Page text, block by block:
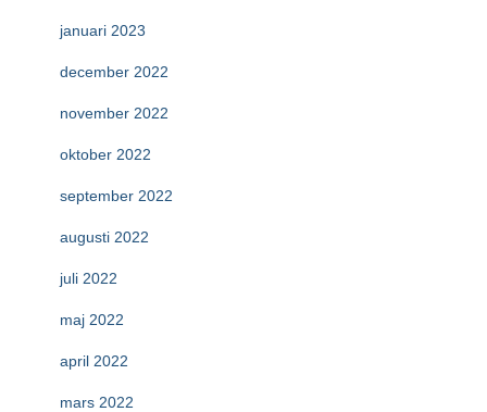
januari 2023
december 2022
november 2022
oktober 2022
september 2022
augusti 2022
juli 2022
maj 2022
april 2022
mars 2022